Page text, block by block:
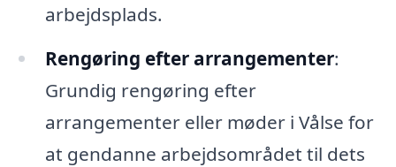
arbejdsplads.
Rengøring efter arrangementer:
Grundig rengøring efter
arrangementer eller møder i Vålse for
at gendanne arbejdsområdet til dets